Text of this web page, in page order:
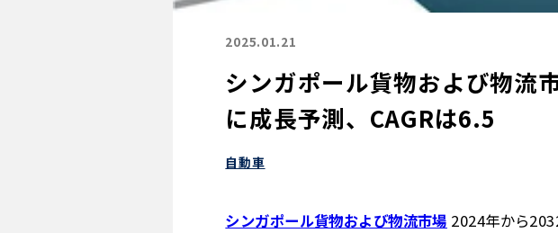
2025.01.21
シンガポール貨物および物流
に成長予測、CAGRは6.5
自動車
シンガポール貨物および物流市場 2024年から